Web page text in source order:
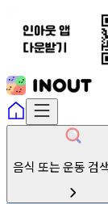
음식 또는 운동 검